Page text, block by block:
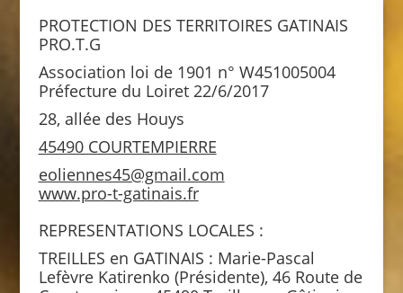
PROTECTION DES TERRITOIRES GATINAIS
PRO.T.G
Association loi de 1901 n° W451005004
Préfecture du Loiret 22/6/2017
28, allée des Houys
45490 COURTEMPIERRE
eoliennes45@gmail.com
www.pro-t-gatinais.fr
REPRESENTATIONS LOCALES :
TREILLES en GATINAIS : Marie-Pascal
Lefèvre Katirenko (Présidente), 46 Route de